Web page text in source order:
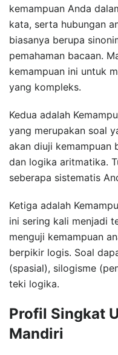
kemampuan Anda
kata, serta hubungan
biasanya berupa
pemahaman bacaan.
kemampuan ini untuk
yang kompleks.
Kedua adalah
yang merupakan soal
akan diuji kemampuan
dan logika aritmatika.
seberapa sistematis
Ketiga adalah
ini sering kali menjadi
menguji kemampuan
berpikir logis. Soal
(spasial), silogisme
teki logika.
Profil Singkat
Mandiri